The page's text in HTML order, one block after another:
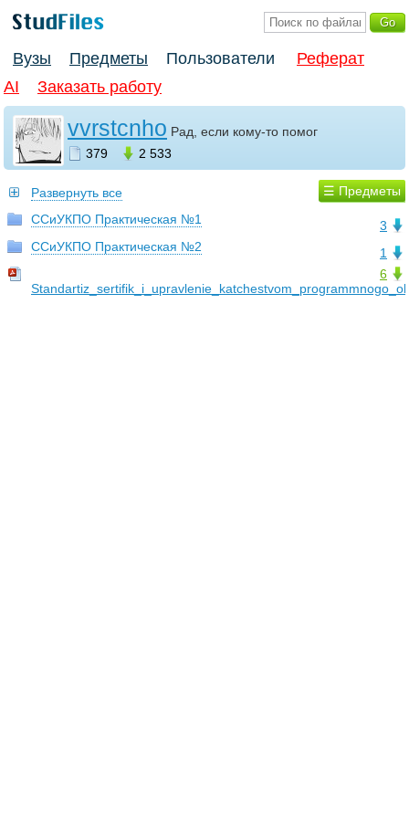
Вузы Предметы Пользователи
Реферат
AI
Заказать работу
vvrstcnho Рад, если кому-то помог
379
2 533
☰ Предметы
Развернуть все
3
ССиУКПО Практическая №1
1
ССиУКПО Практическая №2
6